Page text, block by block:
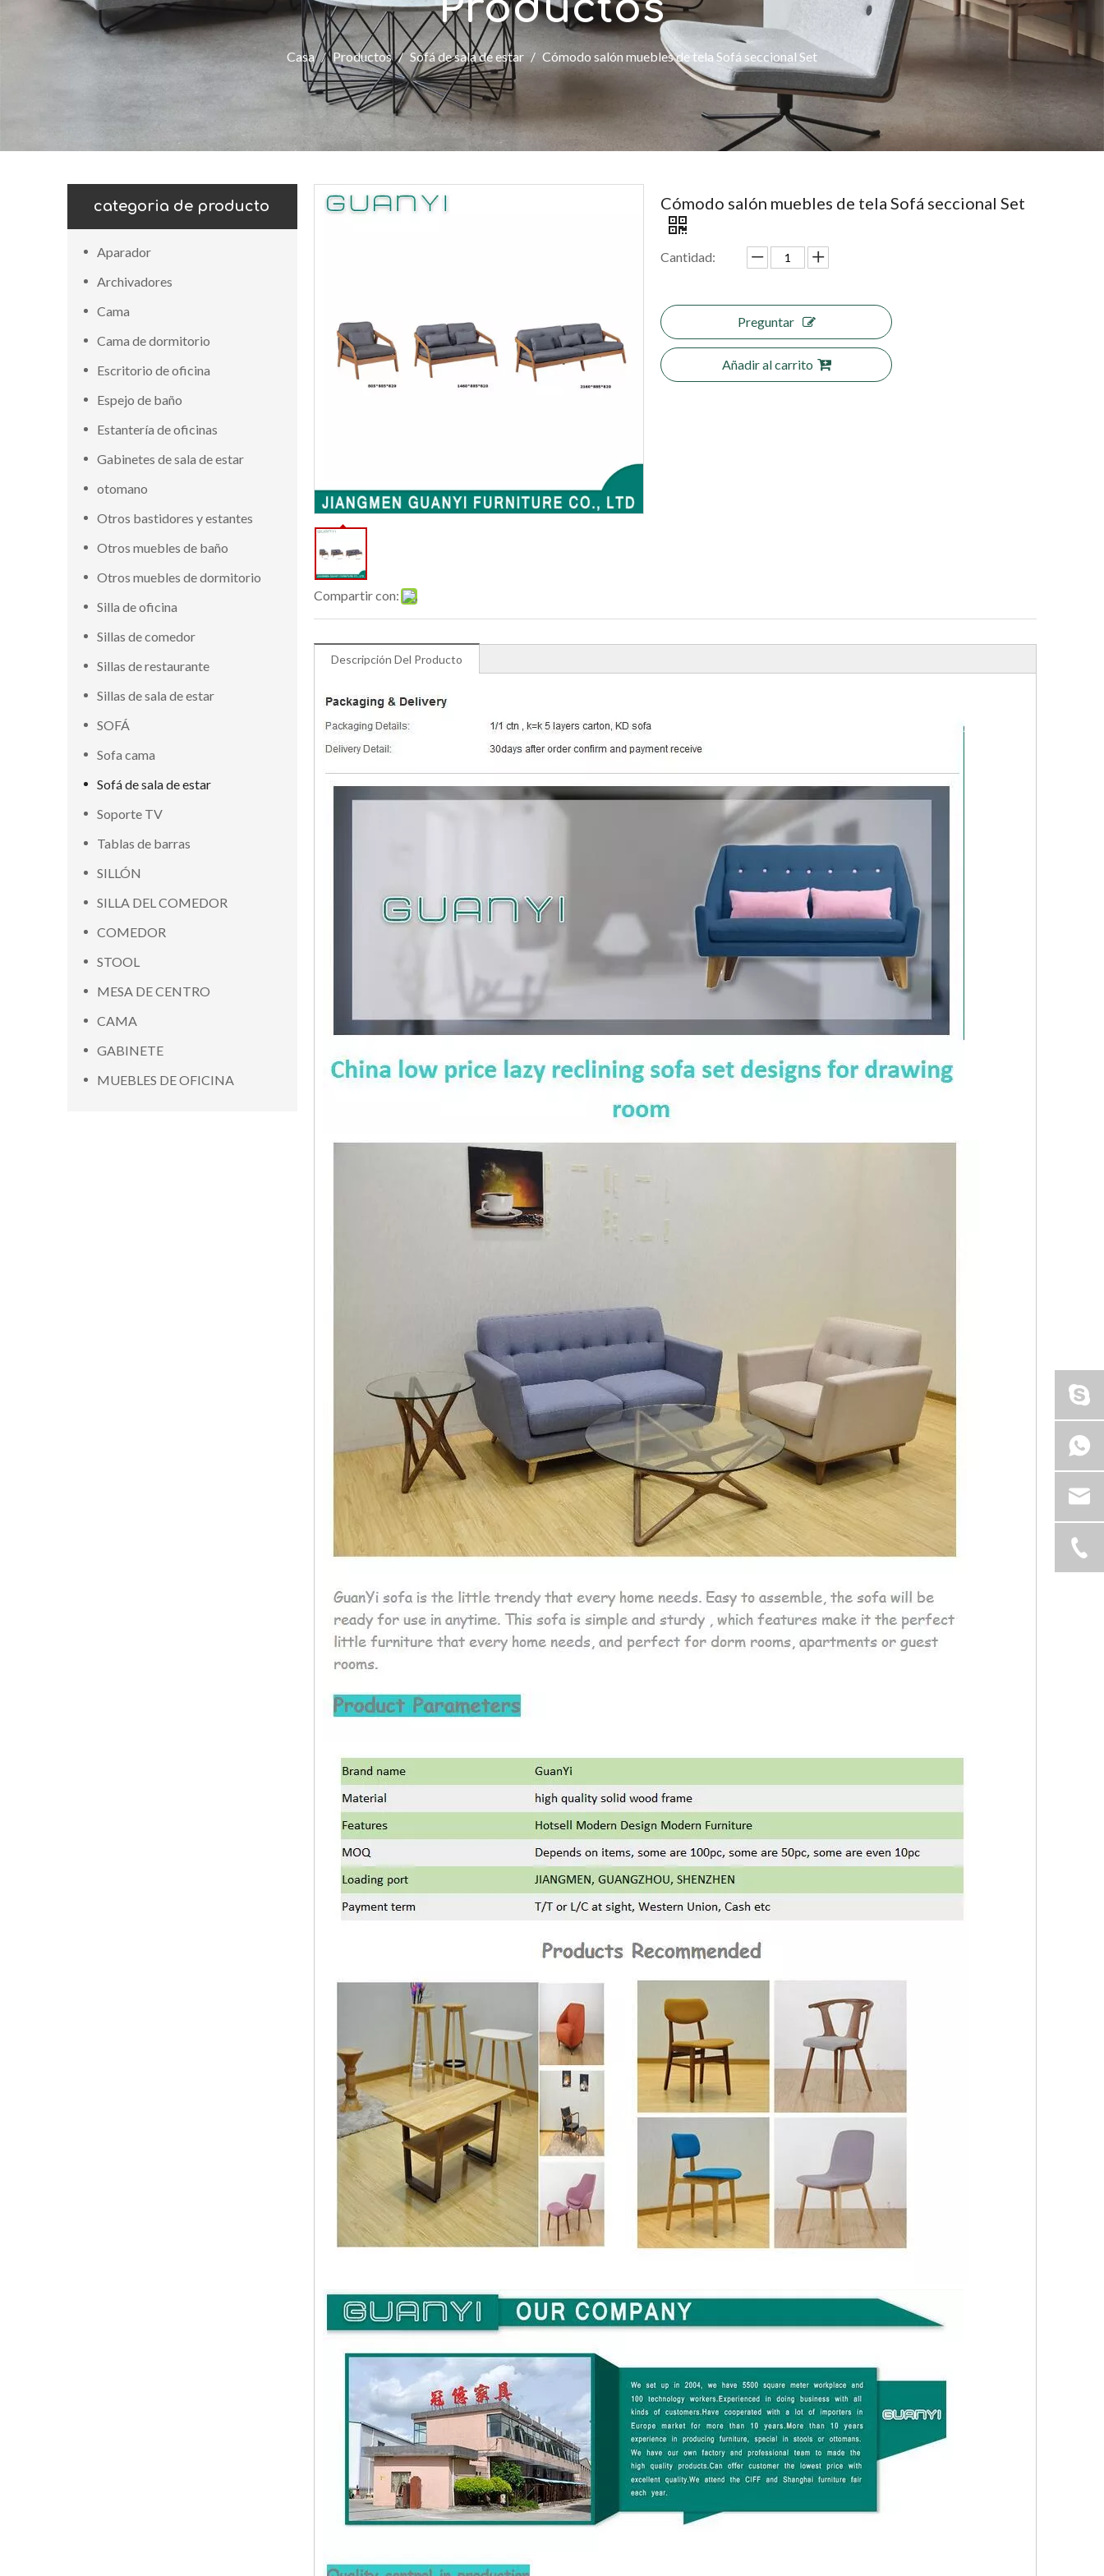
Casa / Productos / Sofá de sala de estar / Cómodo salón muebles de tela Sofá seccional Set
categoria de producto
Aparador
Archivadores
Cama
Cama de dormitorio
Escritorio de oficina
Espejo de baño
Estantería de oficinas
Gabinetes de sala de estar
otomano
Otros bastidores y estantes
Otros muebles de baño
Otros muebles de dormitorio
Silla de oficina
Sillas de comedor
Sillas de restaurante
Sillas de sala de estar
SOFÁ
Sofa cama
Sofá de sala de estar
Soporte TV
Tablas de barras
SILLÓN
SILLA DEL COMEDOR
COMEDOR
STOOL
MESA DE CENTRO
CAMA
GABINETE
MUEBLES DE OFICINA
Compartir con:
Cómodo salón muebles de tela Sofá seccional Set
Cantidad:
Preguntar
Añadir al carrito
Descripción Del Producto